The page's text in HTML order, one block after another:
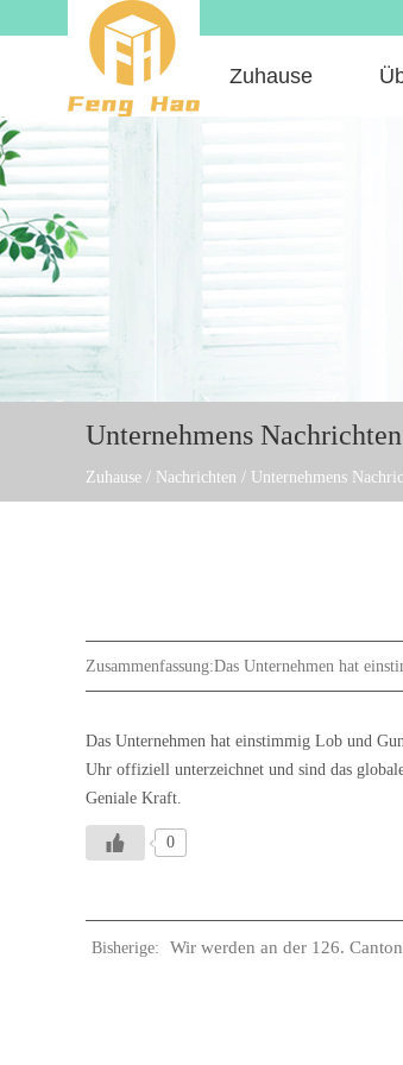
Zuhause
Unternehmens Nachrichten
Zuhause / Nachrichten / Unternehmens
Zusammenfassung:Das Unternehmen hat
Das Unternehmen hat einstimmig Lob und
Uhr offiziell unterzeichnet und sind das
Geniale Kraft.
0
Bisherige: Wir werden an der 126.